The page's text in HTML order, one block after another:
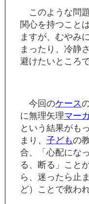
このような問
関心を持つこと
ますが、むやみ
まったり、冷静
避けたいところで
今回のケース
に無理矢理マー
という結果がも
まり、 子どもの
合、「心配にな
る、断る」こと
ら、迷ったら止
ど）ことで救わ